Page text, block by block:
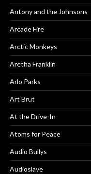
Antony and the Johnsons
Arcade Fire
Arctic Monkeys
Aretha Franklin
Arlo Parks
Art Brut
At the Drive-In
Atoms for Peace
Audio Bullys
Audioslave